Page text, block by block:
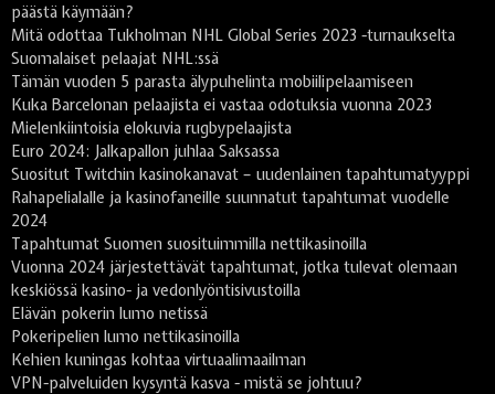
päästä käymään?
Mitä odottaa Tukholman NHL Global Series 2023 -turnaukselta
Suomalaiset pelaajat NHL:ssä
Tämän vuoden 5 parasta älypuhelinta mobiilipelaamiseen
Kuka Barcelonan pelaajista ei vastaa odotuksia vuonna 2023
Mielenkiintoisia elokuvia rugbypelaajista
Euro 2024: Jalkapallon juhlaa Saksassa
Suositut Twitchin kasinokanavat – uudenlainen tapahtumatyyppi
Rahapelialalle ja kasinofaneille suunnatut tapahtumat vuodelle
2024
Tapahtumat Suomen suosituimmilla nettikasinoilla
Vuonna 2024 järjestettävät tapahtumat, jotka tulevat olemaan
keskiössä kasino- ja vedonlyöntisivustoilla
Elävän pokerin lumo netissä
Pokeripelien lumo nettikasinoilla
Kehien kuningas kohtaa virtuaalimaailman
VPN-palveluiden kysyntä kasva - mistä se johtuu?